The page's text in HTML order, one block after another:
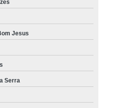
le1034c São Lourenço da Serra
elétrica São Carlos
paletrans preço Hortolândia
usada Araras
Jesus
Serra